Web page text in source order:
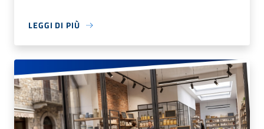
LEGGI DI PIÙ